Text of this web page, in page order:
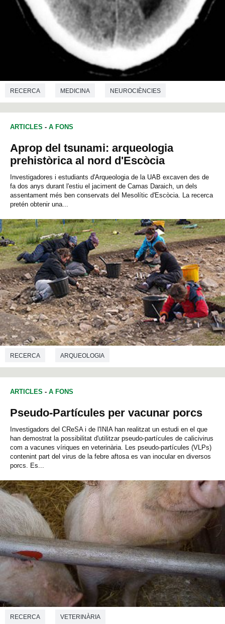
RECERCA MEDICINA NEUROCIÈNCIES
ARTICLES - A FONS
Aprop del tsunami: arqueologia
prehistòrica al nord d'Escòcia
Investigadores i estudiants d'Arqueologia de la UAB excaven des de
fa dos anys durant l'estiu el jaciment de Camas Daraich, un dels
assentament més ben conservats del Mesolític d'Escòcia. La recerca
pretén obtenir una...
RECERCA ARQUEOLOGIA
ARTICLES - A FONS
Pseudo-Partícules per vacunar porcs
Investigadors del CReSA i de l'INIA han realitzat un estudi en el que
han demostrat la possibilitat d'utilitzar pseudo-partícules de calicivirus
com a vacunes víriques en veterinària. Les pseudo-partícules (VLPs)
contenint part del virus de la febre aftosa es van inocular en diversos
porcs. Es...
RECERCA VETERINÀRIA